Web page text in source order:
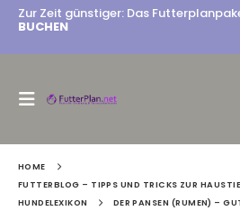
Zur Zeit günstiger: Das
BUCHEN
HOME
FUTTERBLOG – TIPPS UND TRICKS ZUR
HUNDELEXIKON
DER PANSEN (RUMEN) –